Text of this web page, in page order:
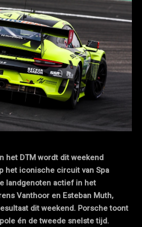
het DTM wordt dit weekend
het iconische circuit van Spa
landgenoten actief in het
Vanthoor en Esteban Muth,
dit weekend. Porsche toont
én de tweede snelste tijd.